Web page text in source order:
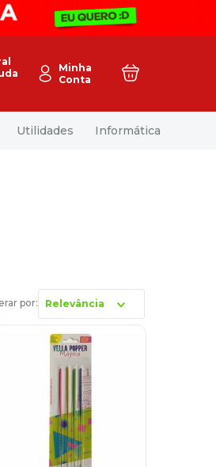
Minha
Conta
Utilidades Informática
Relevância